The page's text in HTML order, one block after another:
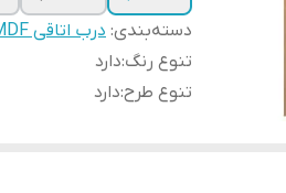
دسته‌بندی: درب اتاقی MDF
تنوع رنگ:دارد
تنوع طرح:دارد